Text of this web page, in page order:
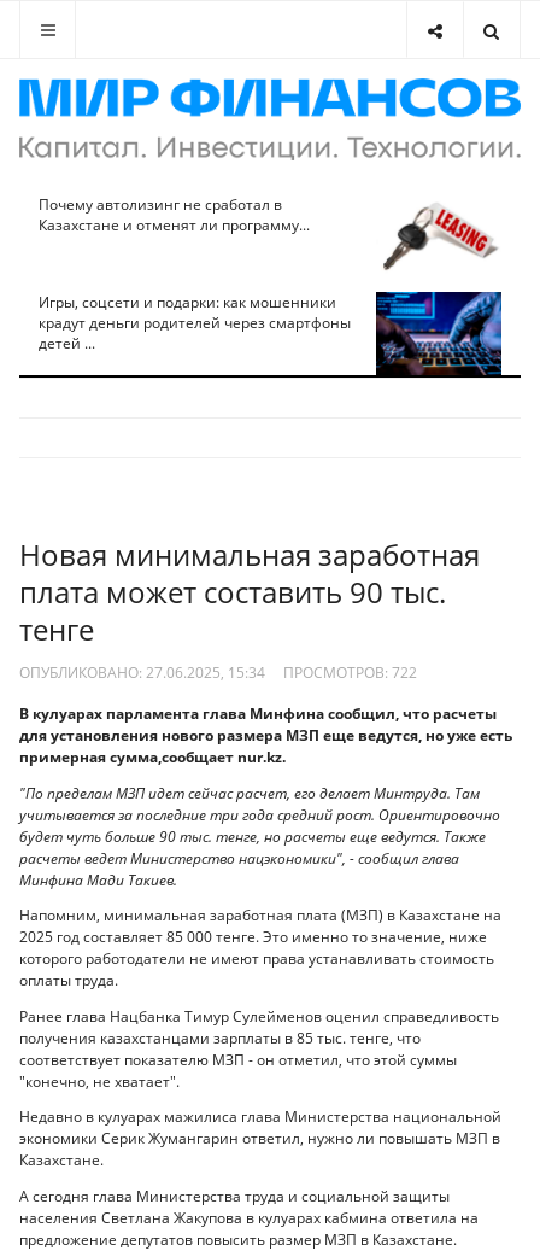
Почему автолизинг не сработал в
Казахстане и отменят ли программу...
Игры, соцсети и подарки: как мошенники
крадут деньги родителей через смартфоны
детей ...
Новая минимальная заработная
плата может составить 90 тыс.
тенге
ОПУБЛИКОВАНО: 27.06.2025, 15:34 ПРОСМОТРОВ: 722
В кулуарах парламента глава Минфина сообщил, что расчеты
для установления нового размера МЗП еще ведутся, но уже есть
примерная сумма,сообщает nur.kz.
"По пределам МЗП идет сейчас расчет, его делает Минтруда. Там
учитывается за последние три года средний рост. Ориентировочно
будет чуть больше 90 тыс. тенге, но расчеты еще ведутся. Также
расчеты ведет Министерство нацэкономики", - сообщил глава
Минфина Мади Такиев.
Напомним, минимальная заработная плата (МЗП) в Казахстане на
2025 год составляет 85 000 тенге. Это именно то значение, ниже
которого работодатели не имеют права устанавливать стоимость
оплаты труда.
Ранее глава Нацбанка Тимур Сулейменов оценил справедливость
получения казахстанцами зарплаты в 85 тыс. тенге, что
соответствует показателю МЗП - он отметил, что этой суммы
"конечно, не хватает".
Недавно в кулуарах мажилиса глава Министерства национальной
экономики Серик Жумангарин ответил, нужно ли повышать МЗП в
Казахстане.
А сегодня глава Министерства труда и социальной защиты
населения Светлана Жакупова в кулуарах кабмина ответила на
предложение депутатов повысить размер МЗП в Казахстане.